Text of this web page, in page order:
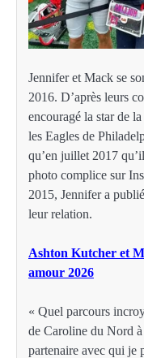
Jennifer et Mack se
2016. D’après leurs
encouragé la star de
les Eagles de
qu’en juillet 2017
photo complice sur
2015, Jennifer a
leur relation.
Ashton Kutcher et
amour 2026
« Quel parcours
de Caroline du Nord
partenaire avec qui je